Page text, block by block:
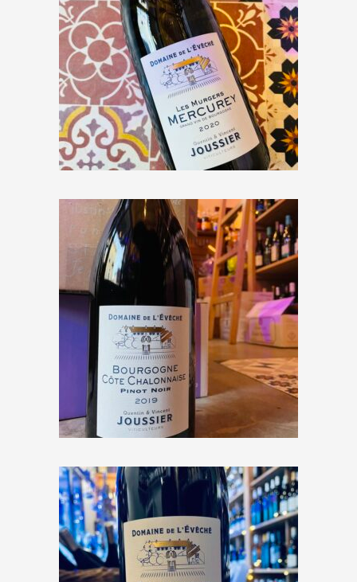
Domaine de l’Évêché « Les
Murgers » 2020
€26,60
Domaine de l’Évêché
« Bourgogne Côte
Chalonnaise » 2019 – 150 cl
€34,00